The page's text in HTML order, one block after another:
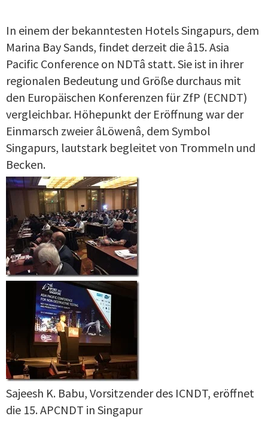
In einem der bekanntesten Hotels Singapurs, dem
Marina Bay Sands, findet derzeit die â15. Asia
Pacific Conference on NDTâ statt. Sie ist in ihrer
regionalen Bedeutung und Größe durchaus mit
den Europäischen Konferenzen für ZfP (ECNDT)
vergleichbar. Höhepunkt der Eröffnung war der
Einmarsch zweier âLöwenâ, dem Symbol
Singapurs, lautstark begleitet von Trommeln und
Becken.
Sajeesh K. Babu, Vorsitzender des ICNDT, eröffnet
die 15. APCNDT in Singapur